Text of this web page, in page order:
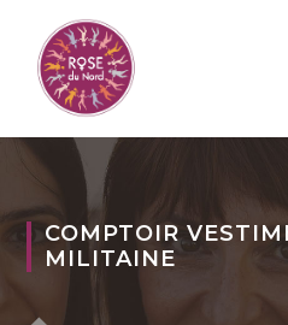
COMPTOIR
MILITAINE